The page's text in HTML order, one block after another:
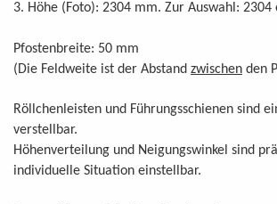
3. Höhe (Foto): 2304 mm. Zur Auswahl:
Pfostenbreite: 50 mm
(Die Feldweite ist der Abstand zwischen den
Röllchenleisten und Führungsschienen sind
verstellbar.
Höhenverteilung und Neigungswinkel sind
individuelle Situation einstellbar.